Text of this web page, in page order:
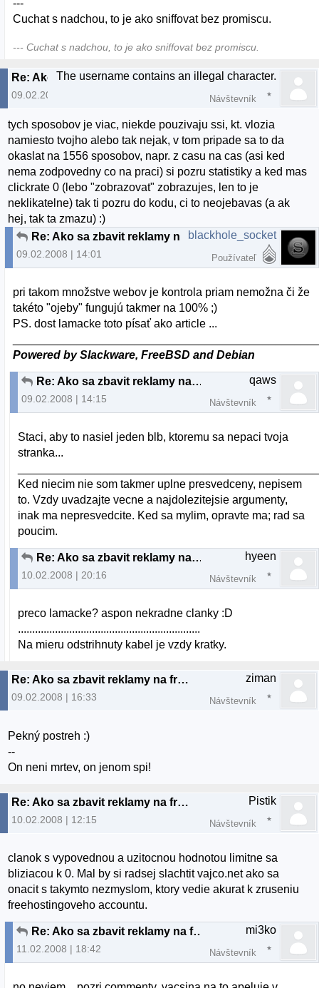
---
Cuchat s nadchou, to je ako sniffovat bez promiscu.
--- Cuchat s nadchou, to je ako sniffovat bez promiscu.
Re: Ako sa zbavit reklamy na freehostingoch
09.02.2008 | 12:37
The username contains an illegal character.
Návštevník
tych sposobov je viac, niekde pouzivaju ssi, kt. vlozia
namiesto tvojho alebo tak nejak, v tom pripade sa to da
okaslat na 1556 sposobov, napr. z casu na cas (asi ked
nema zodpovedny co na praci) si pozru statistiky a ked mas
clickrate 0 (lebo "zobrazovat" zobrazujes, len to je
neklikatelne) tak ti pozru do kodu, ci to neojebavas (a ak
hej, tak ta zmazu) :)
Re: Ako sa zbavit reklamy na freehostingoch
09.02.2008 | 14:01
blackhole_socket
Používateľ
pri takom množstve webov je kontrola priam nemožna či že
takéto "ojeby" fungujú takmer na 100% ;)
PS. dost lamacke toto písať ako article ...
Powered by Slackware, FreeBSD and Debian
Re: Ako sa zbavit reklamy na freehostingoch
09.02.2008 | 14:15
qaws
Návštevník
Staci, aby to nasiel jeden blb, ktoremu sa nepaci tvoja
stranka...
Ked niecim nie som takmer uplne presvedceny, nepisem
to. Vzdy uvadzajte vecne a najdolezitejsie argumenty,
inak ma nepresvedcite. Ked sa mylim, opravte ma; rad sa
poucim.
Re: Ako sa zbavit reklamy na freehostingoch
10.02.2008 | 20:16
hyeen
Návštevník
preco lamacke? aspon nekradne clanky :D
................................................................
Na mieru odstrihnuty kabel je vzdy kratky.
Re: Ako sa zbavit reklamy na freehostingoch
09.02.2008 | 16:33
ziman
Návštevník
Pekný postreh :)
--
On neni mrtev, on jenom spi!
Re: Ako sa zbavit reklamy na freehostingoch
10.02.2008 | 12:15
Pistik
Návštevník
clanok s vypovednou a uzitocnou hodnotou limitne sa
bliziacou k 0. Mal by si radsej slachtit vajco.net ako sa
onacit s takymto nezmyslom, ktory vedie akurat k zruseniu
freehostingoveho accountu.
Re: Ako sa zbavit reklamy na freehostingoch
11.02.2008 | 18:42
mi3ko
Návštevník